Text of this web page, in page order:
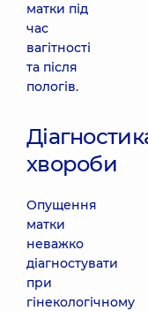
матки під
час
вагітності
та після
пологів.
хвороби
Опущення
матки
неважко
діагностувати
при
гінекологічному